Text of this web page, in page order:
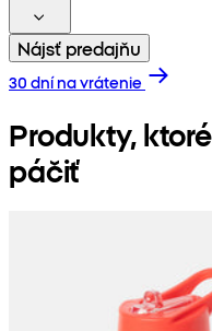
Nájsť predajňu
30 dní na vrátenie
Produkty,
páčiť